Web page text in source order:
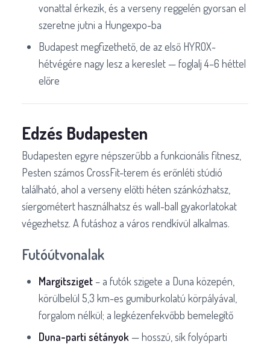
vonattal érkezik, és a verseny reggelén gyorsan el
szeretne jutni a Hungexpo-ba
Budapest megfizethető, de az első HYROX-
hétvégére nagy lesz a kereslet — foglalj 4–6 héttel
előre
Edzés Budapesten
Budapesten egyre népszerűbb a funkcionális fitnesz,
Pesten számos CrossFit-terem és erőnléti stúdió
található, ahol a verseny előtti héten szánkózhatsz,
síergométert használhatsz és wall-ball gyakorlatokat
végezhetsz. A futáshoz a város rendkívül alkalmas.
Futóútvonalak
Margitsziget – a futók szigete a Duna közepén,
körülbelül 5,3 km-es gumiburkolatú körpályával,
forgalom nélkül; a legkézenfekvőbb bemelegítő
Duna-parti sétányok — hosszú, sík folyóparti